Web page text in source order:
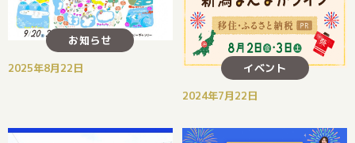
お知らせ
2025年8月22日
イベント
2024年7月22日